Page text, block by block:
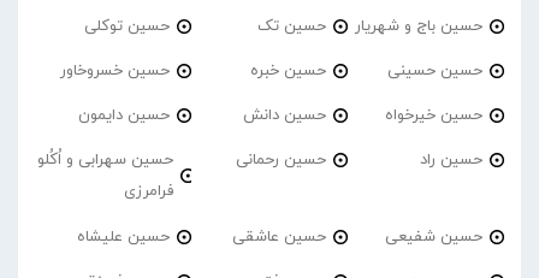
حسین باج و شهریار حسین تک حسین توکلی
حسین حسینی حسین خبره حسین خسروخاور
حسین خیرخواه حسین دانش حسین دایمون
حسین راد حسین رحمانی
حسین سهرابی و اُکُلو
فرامرزی
حسین شفیعی حسین عاشقی حسین علیشاه